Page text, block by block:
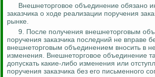
Внешнеторговое объединение обязано
заказчика о ходе реализации поручения
рынке.
9. После получения внешнеторговым
поручения заказчика последний не вправе
внешнеторговым объединением вносить в
изменения. Внешнеторговое объединение
допускать какие-либо изменения или
поручения заказчика без его письменного